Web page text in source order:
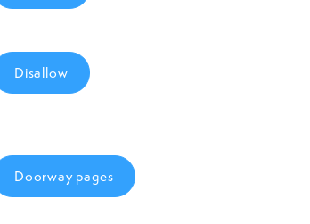
Disallow
Doorway pages